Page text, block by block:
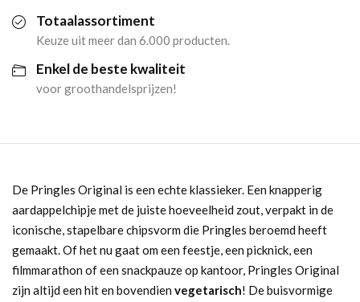
Totaalassortiment
Keuze uit meer dan 6.000 producten.
Enkel de beste kwaliteit
voor groothandelsprijzen!
De Pringles Original is een echte klassieker. Een knapperig
aardappelchipje met de juiste hoeveelheid zout, verpakt in de
iconische, stapelbare chipsvorm die Pringles beroemd heeft
gemaakt. Of het nu gaat om een feestje, een picknick, een
filmmarathon of een snackpauze op kantoor, Pringles Original
zijn altijd een hit en bovendien vegetarisch! De buisvormige